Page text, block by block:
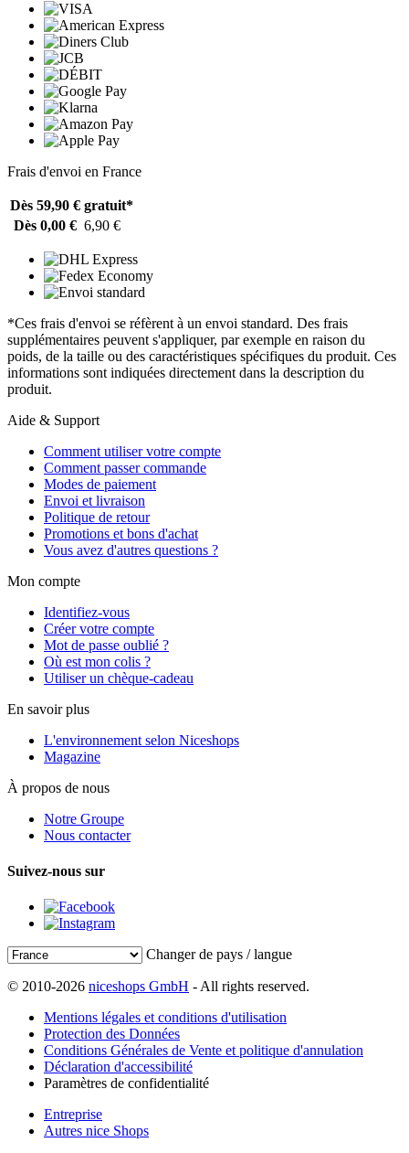
Frais d'envoi en France
Dès 59,90 € gratuit*
Dès 0,00 € 6,90 €
*Ces frais d'envoi se réfèrent à un envoi standard. Des frais
supplémentaires peuvent s'appliquer, par exemple en raison du
poids, de la taille ou des caractéristiques spécifiques du produit. Ces
informations sont indiquées directement dans la description du
produit.
Aide & Support
Comment utiliser votre compte
Comment passer commande
Modes de paiement
Envoi et livraison
Politique de retour
Promotions et bons d'achat
Vous avez d'autres questions ?
Mon compte
Identifiez-vous
Créer votre compte
Mot de passe oublié ?
Où est mon colis ?
Utiliser un chèque-cadeau
En savoir plus
L'environnement selon Niceshops
Magazine
À propos de nous
Notre Groupe
Nous contacter
Suivez-nous sur
Changer de pays / langue
© 2010-2026 niceshops GmbH - All rights reserved.
Mentions légales et conditions d'utilisation
Protection des Données
Conditions Générales de Vente et politique d'annulation
Déclaration d'accessibilité
Paramètres de confidentialité
Entreprise
Autres nice Shops